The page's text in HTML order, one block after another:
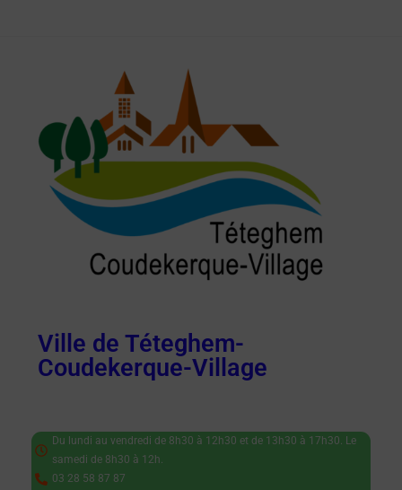
Ville de Téteghem-
Coudekerque-Village
Du lundi au vendredi de 8h30 à 12h30 et de 13h30 à 17h30. Le
samedi de 8h30 à 12h.
03 28 58 87 87